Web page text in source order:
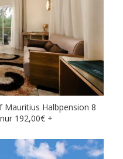
Mauritius Halbpension 8
192,00€ +